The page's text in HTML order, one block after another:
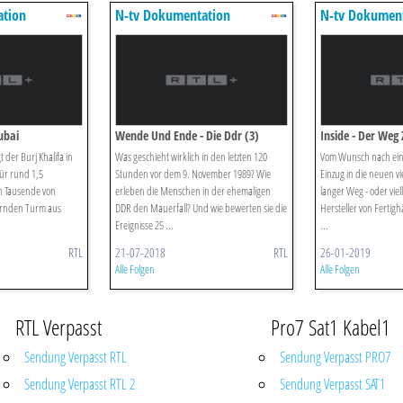
der Burj Khalifa in
rund 1,5
von
Turm aus
RTL
N-tv Dokumentation
Wende Und Ende - Die Ddr (3)
Was geschieht wirklich in den letzten 120
Stunden vor dem 9. November 1989? Wie
erleben die Menschen in der ehemaligen
DDR den Mauerfall? Und wie bewerten sie die
Ereignisse 25 ...
21-07-2018 RTL
Alle Folgen
N-tv
Inside - Der
Vom Wunsch nach
Einzug in die neuen
langer Weg - oder
Hersteller von
...
26-01-2019
Alle Folgen
RTL Verpasst
Sendung Verpasst RTL
Sendung Verpasst RTL 2
Pro7 Sat1 Kabel1
Sendung Verpasst PRO7
Sendung Verpasst SAT1